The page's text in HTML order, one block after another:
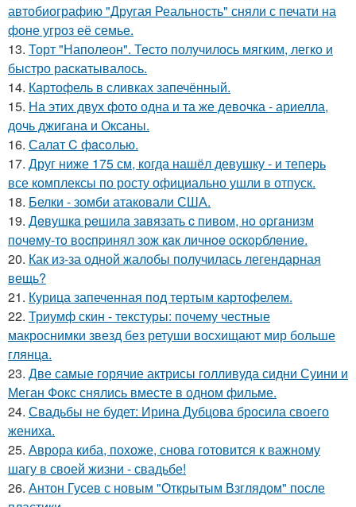
автобиографию "Другая Реальность" сняли с печати на
фоне угроз её семье.
13. Торт "Наполеон". Тесто получилось мягким, легко и
быстро раскатывалось.
14. Картофель в сливках запечённый.
15. На этих двух фото одна и та же девочка - ариелла,
дочь джигана и Оксаны.
16. Салат C фaсoлью.
17. Друг ниже 175 см, когда нашёл девушку - и теперь
все комплексы по росту официально ушли в отпуск.
18. Белки - зомби атаковали США.
19. Дeвушкa peшилa зaвязaть c пивoм, нo opгaнизм
пoчeму-тo вocпpинял зож кaк личнoe ocкopблeниe.
20. Как из-за одной жалобы получилась легендарная
вещь?
21. Курица запеченная под тертым картофелем.
22. Триумф скин - текстуры: почему честные
макроснимки звезд без ретуши восхищают мир больше
глянца.
23. Две самые горячие актрисы голливуда сидни Суини и
Меган Фокс снялись вместе в одном фильме.
24. Свадьбы не будет: Ирина Дубцова бросила своего
жениха.
25. Аврора киба, похоже, снова готовится к важному
шагу в своей жизни - свадьбе!
26. Антон Гусев с новым "Открытым Взглядом" после